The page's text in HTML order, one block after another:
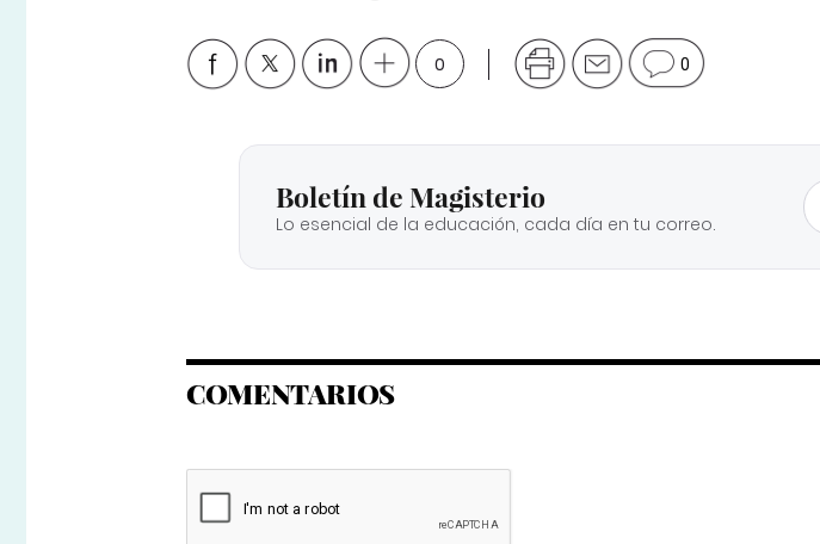
0 0
Boletín de Magisterio
Lo esencial de la educación, cada día en tu correo.
COMENTARIOS